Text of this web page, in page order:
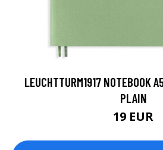
LEUCHTTURM1917 NOTEBOOK
PLAIN
19 EUR